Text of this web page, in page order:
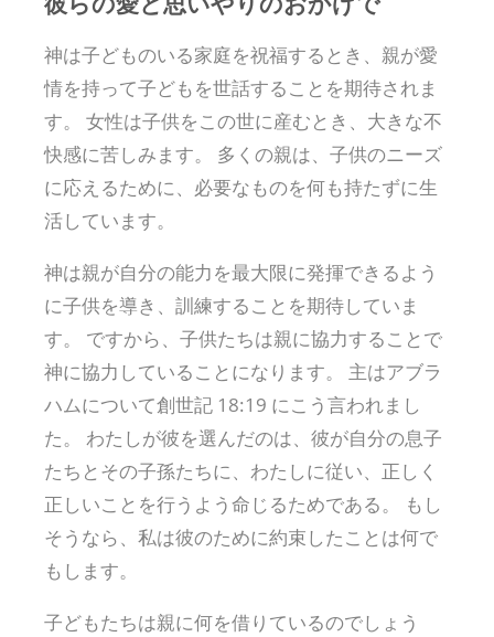
神は子どものいる家庭を祝福するとき、親が愛
情を持って子どもを世話することを期待されま
す。 女性は子供をこの世に産むとき、大きな不
快感に苦しみます。 多くの親は、子供のニーズ
に応えるために、必要なものを何も持たずに生
活しています。
神は親が自分の能力を最大限に発揮できるよう
に子供を導き、訓練することを期待していま
す。 ですから、子供たちは親に協力することで
神に協力していることになります。 主はアブラ
ハムについて創世記 18:19 にこう言われまし
た。 わたしが彼を選んだのは、彼が自分の息子
たちとその子孫たちに、わたしに従い、正しく
正しいことを行うよう命じるためである。 もし
そうなら、私は彼のために約束したことは何で
もします。
子どもたちは親に何を借りているのでしょう